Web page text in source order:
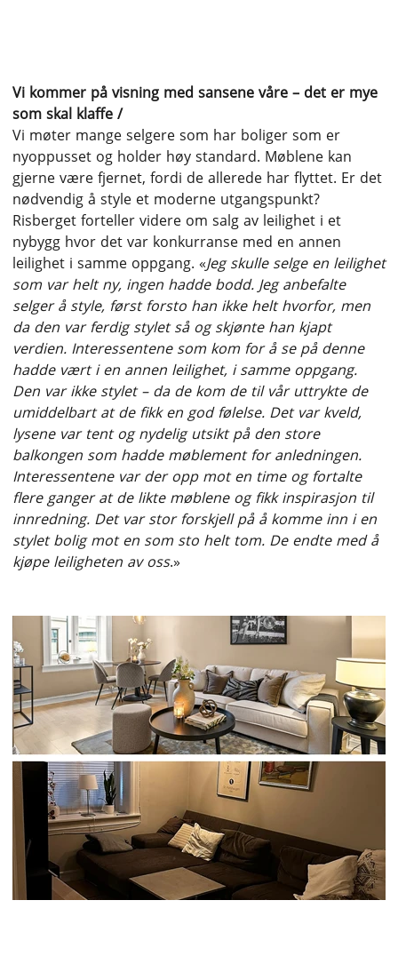
Vi kommer på visning med sansene våre – det er mye
som skal klaffe /
Vi møter mange selgere som har boliger som er
nyoppusset og holder høy standard. Møblene kan
gjerne være fjernet, fordi de allerede har flyttet. Er det
nødvendig å style et moderne utgangspunkt?
Risberget forteller videre om salg av leilighet i et
nybygg hvor det var konkurranse med en annen
leilighet i samme oppgang. «Jeg skulle selge en leilighet
som var helt ny, ingen hadde bodd. Jeg anbefalte
selger å style, først forsto han ikke helt hvorfor, men
da den var ferdig stylet så og skjønte han kjapt
verdien. Interessentene som kom for å se på denne
hadde vært i en annen leilighet, i samme oppgang.
Den var ikke stylet – da de kom de til vår uttrykte de
umiddelbart at de fikk en god følelse. Det var kveld,
lysene var tent og nydelig utsikt på den store
balkongen som hadde møblement for anledningen.
Interessentene var der opp mot en time og fortalte
flere ganger at de likte møblene og fikk inspirasjon til
innredning. Det var stor forskjell på å komme inn i en
stylet bolig mot en som sto helt tom. De endte med å
kjøpe leiligheten av oss.»